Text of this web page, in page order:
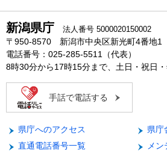
新潟県庁 法人番号 5000020150002
〒950-8570 新潟市中央区新光町4番地1
電話番号：025-285-5511（代表）
8時30分から17時15分まで、土日・祝日・
手話で電話する
県庁へのアクセス
県庁
直通電話番号一覧
メン